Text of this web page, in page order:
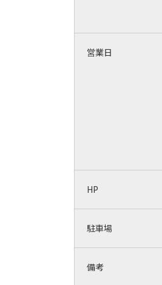
営業日
HP
駐車場
備考